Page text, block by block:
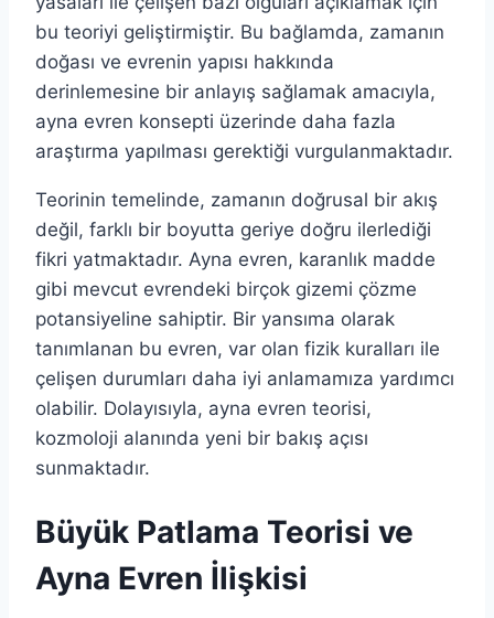
bu teoriyi geliştirmiştir. Bu bağlamda, zamanın
doğası ve evrenin yapısı hakkında
derinlemesine bir anlayış sağlamak amacıyla,
ayna evren konsepti üzerinde daha fazla
araştırma yapılması gerektiği vurgulanmaktadır.
Teorinin temelinde, zamanın doğrusal bir akış
değil, farklı bir boyutta geriye doğru ilerlediği
fikri yatmaktadır. Ayna evren, karanlık madde
gibi mevcut evrendeki birçok gizemi çözme
potansiyeline sahiptir. Bir yansıma olarak
tanımlanan bu evren, var olan fizik kuralları ile
çelişen durumları daha iyi anlamamıza yardımcı
olabilir. Dolayısıyla, ayna evren teorisi,
kozmoloji alanında yeni bir bakış açısı
sunmaktadır.
Büyük Patlama Teorisi ve
Ayna Evren İlişkisi